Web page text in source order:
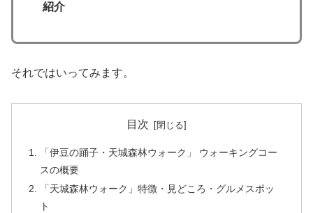
紹介
それではいってみます。
目次
「伊豆の踊子・天城森林ウォーク」 ウォーキングコー
スの概要
「天城森林ウォーク」特徴・見どころ・グルメスポッ
ト